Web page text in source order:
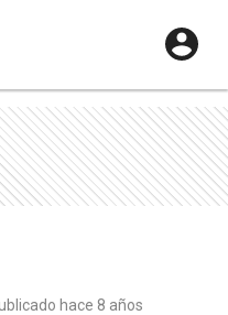
hace 8 años